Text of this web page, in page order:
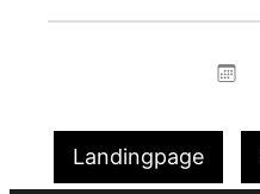
Landingpage